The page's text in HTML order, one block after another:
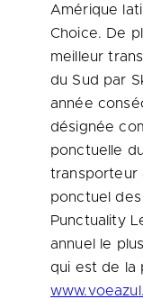
Amérique
Choice. De
meilleur
du Sud par
année
désignée
ponctuelle
transporteur
ponctuel
Punctuality
annuel le
qui est de la